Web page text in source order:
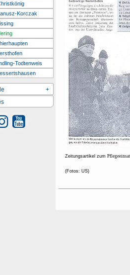
Korczak
Todtenweis
+
Zeitungsartikel zum
(Fotos: US)